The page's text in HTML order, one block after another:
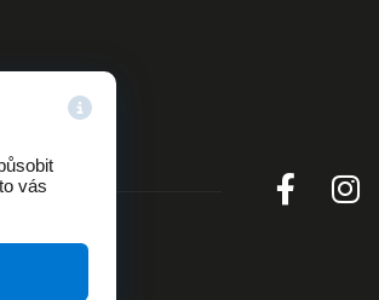
vás